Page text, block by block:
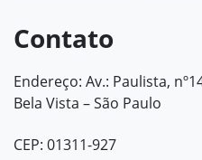
Contato
Endereço: Av.: Paulista,
Bela Vista – São Paulo
CEP: 01311-927